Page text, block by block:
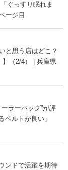
ぐっすり眠れま
ージ目
と思う店はどこ？
】（2/4） | 兵庫県
ラーバッグ”が評
ルトが良い」
ンドで活躍を期待